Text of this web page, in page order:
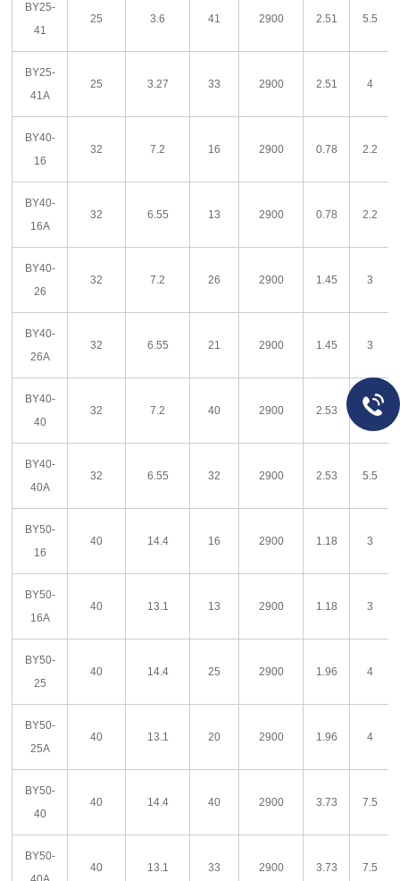
BY25-
41
25 3.6 41 2900 2.51 5.5
BY25-
41A
25 3.27 33 2900 2.51 4
BY40-
16
32 7.2 16 2900 0.78 2.2
BY40-
16A
32 6.55 13 2900 0.78 2.2
BY40-
26
32 7.2 26 2900 1.45 3
BY40-
26A
32 6.55 21 2900 1.45 3
BY40-
40
32 7.2 40 2900 2.53 5.5
BY40-
40A
32 6.55 32 2900 2.53 5.5
BY50-
16
40 14.4 16 2900 1.18 3
BY50-
16A
40 13.1 13 2900 1.18 3
BY50-
25
40 14.4 25 2900 1.96 4
BY50-
25A
40 13.1 20 2900 1.96 4
BY50-
40
40 14.4 40 2900 3.73 7.5
BY50-
40 13.1 33 2900 3.73 7.5